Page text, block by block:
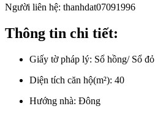
Người liên hệ: thanhdat07091996
Thông tin chi tiết:
Giấy tờ pháp lý: Sổ hồng/ Sổ đỏ
Diện tích căn hộ(m²): 40
Hướng nhà: Đông